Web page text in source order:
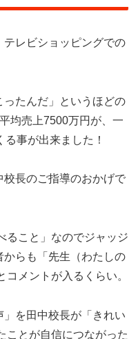
レビショッピングでの
たんだ」というほどの
均売上7500万円が、一
事が出来ました！
長のご指導のおかげで
ること」なのでジャッジ
らも「先生（わたしの
メントが入るくらい。
を田中校長が「きれい
ことが自信につながった